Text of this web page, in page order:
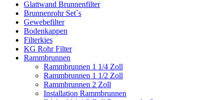
Glattwand Brunnenfilter
Brunnenrohr Set`s
Gewebefilter
Bodenkappen
Filterkies
KG Rohr Filter
Rammbrunnen
Rammbrunnen 1 1/4 Zoll
Rammbrunnen 1 1/2 Zoll
Rammbrunnen 2 Zoll
Installation Rammbrunnen